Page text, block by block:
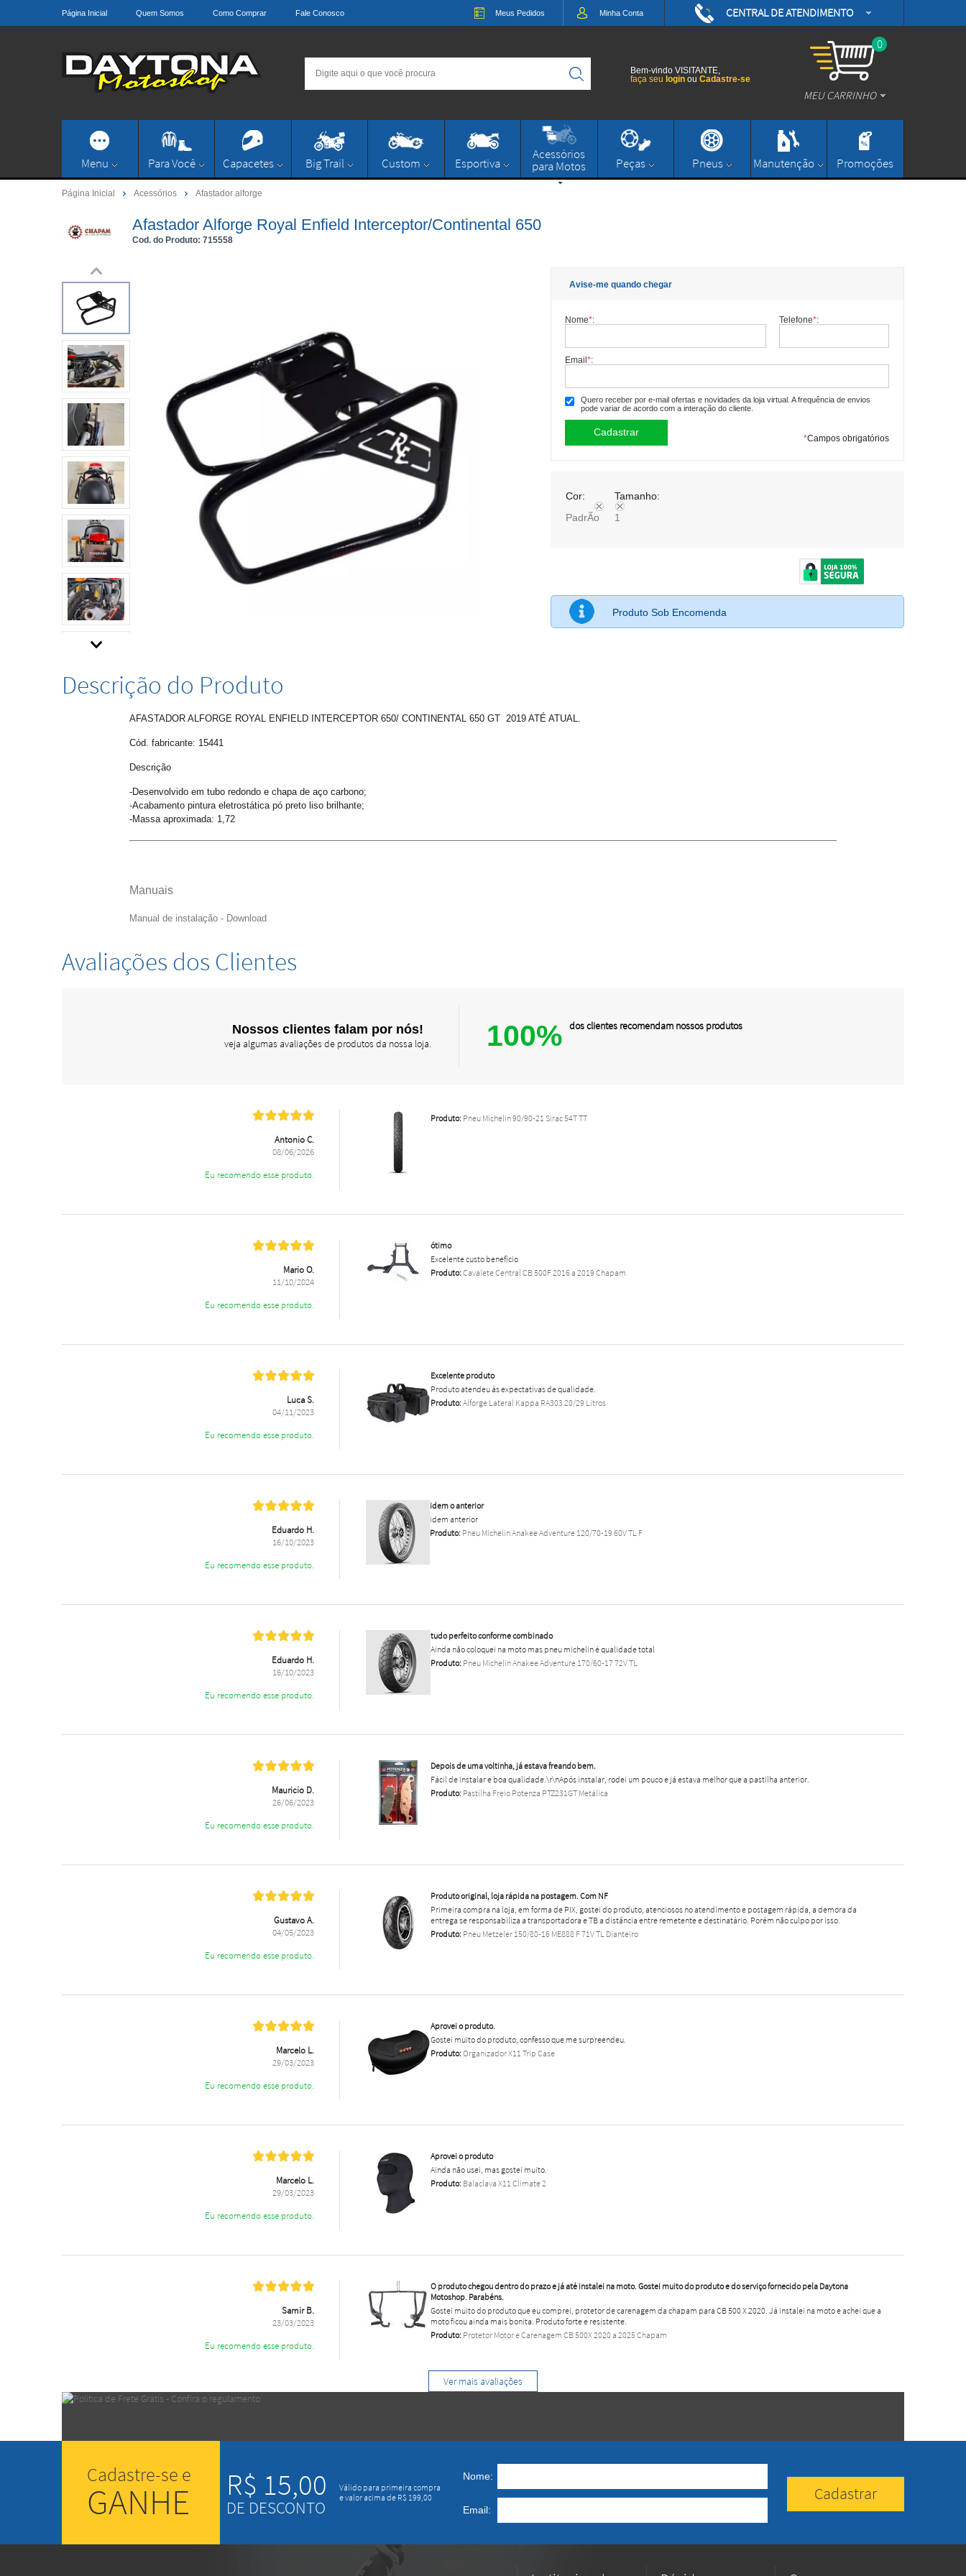
Página Inicial Quem Somos Como Comprar Fale Conosco CENTRAL DE ATENDIMENTO
/daytonamotos
/daytonamotos
contato@daytonamotoshop.com.br
Meus Pedidos MinhaConta
0
MEU CARRINHO
Bem-vindo VISITANTE,
faça seu login ou Cadastre-se
Menu Para Você Capacetes Big Trail Custom Esportiva
Acessórios
para Motos Peças Pneus Manutenção Promoções
Página Inicial Acessórios Afastador alforge
Afastador Alforge Royal Enfield Interceptor/Continental 650
Cod. do Produto: 715558
Avise-me quando chegar
Nome*: Telefone*:
Email*:
Quero receber por e-mail ofertas e novidades da loja virtual. A frequência de envios
pode variar de acordo com a interação do cliente.
*Campos obrigatórios
Cor:
PadrÃo
Tamanho:
1
Produto Sob Encomenda
Descrição do Produto
AFASTADOR ALFORGE ROYAL ENFIELD INTERCEPTOR 650/ CONTINENTAL 650 GT 2019 ATÉ ATUAL.
Cód. fabricante: 15441
Descrição
-Desenvolvido em tubo redondo e chapa de aço carbono;
-Acabamento pintura eletrostática pó preto liso brilhante;
-Massa aproximada: 1,72
Manuais
Manual de instalação - Download
Avaliações dos Clientes
Nossos clientes falam por nós!
veja algumas avaliações de produtos da nossa loja. 100% dos clientes recomendam nossos produtos
Antonio C.
08/06/2026
Eu recomendo esse produto.
Produto:Pneu Michelin 90/90-21 Sirac 54T TT
Mario O.
11/10/2024
Eu recomendo esse produto.
ótimo
Excelente custo benefício
Produto:Cavalete Central CB 500F 2016 a 2019 Chapam
Luca S.
04/11/2023
Eu recomendo esse produto.
Excelente produto
Produto atendeu às expectativas de qualidade.
Produto:Alforge Lateral Kappa RA303 20/29 Litros
Eduardo H.
16/10/2023
Eu recomendo esse produto.
idem o anterior
idem anterior
Produto:Pneu Michelin Anakee Adventure 120/70-19 60V TL F
Eduardo H.
16/10/2023
Eu recomendo esse produto.
tudo perfeito conforme combinado
Ainda não coloquei na moto mas pneu michelin é qualidade total
Produto:Pneu Michelin Anakee Adventure 170/60-17 72V TL
Mauricio D.
26/06/2023
Eu recomendo esse produto.
Depois de uma voltinha, já estava freando bem.
Fácil de instalar e boa qualidade.\r\nApós instalar, rodei um pouco e já estava melhor que a pastilha anterior.
Produto:Pastilha Freio Potenza PTZ231GT Metálica
Gustavo A.
04/05/2023
Eu recomendo esse produto.
Produto original, loja rápida na postagem. Com NF
Primeira compra na loja, em forma de PIX, gostei do produto, atenciosos no atendimento e postagem rápida, a demora da
entrega se responsabiliza a transportadora e TB a distância entre remetente e destinatário. Porém não culpo por isso.
Produto:Pneu Metzeler 150/80-16 ME888 F 71V TL Dianteiro
Marcelo L.
29/03/2023
Eu recomendo esse produto.
Aprovei o produto.
Gostei muito do produto, confesso que me surpreendeu.
Produto:Organizador X11 Trip Case
Marcelo L.
29/03/2023
Eu recomendo esse produto.
Aprovei o produto
Ainda não usei, mas gostei muito.
Produto:Balaclava X11 Climate 2
Samir B.
23/03/2023
Eu recomendo esse produto.
O produto chegou dentro do prazo e já até instalei na moto. Gostei muito do produto e do serviço fornecido pela Daytona
Motoshop. Parabéns.
Gostei muito do produto que eu comprei, protetor de carenagem da chapam para CB 500 X 2020. Já instalei na moto e achei que a
moto ficou ainda mais bonita. Produto forte e resistente.
Produto:Protetor Motor e Carenagem CB 500X 2020 a 2025 Chapam
Ver mais avaliações
Cadastre-se e
GANHE R$ 15,00
DE DESCONTO
Válido para primeira compra
e valor acima de R$ 199,00
Nome:
Email: